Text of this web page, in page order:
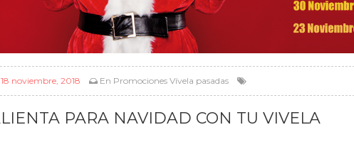
18 noviembre, 2018 En Promociones Vívela pasadas
PARA NAVIDAD CON TU VIVELA